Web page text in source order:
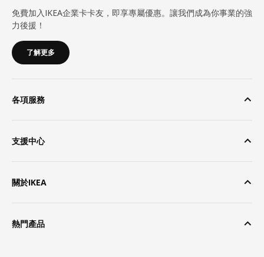
免費加入IKEA企業卡卡友，即享專屬優惠。讓我們成為你事業的強
力後援！
了解更多
各項服務
支援中心
關於IKEA
熱門產品